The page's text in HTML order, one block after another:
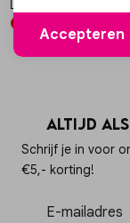
Altijd als
Schrijf je in voor
€5,- korting!
Accepteren